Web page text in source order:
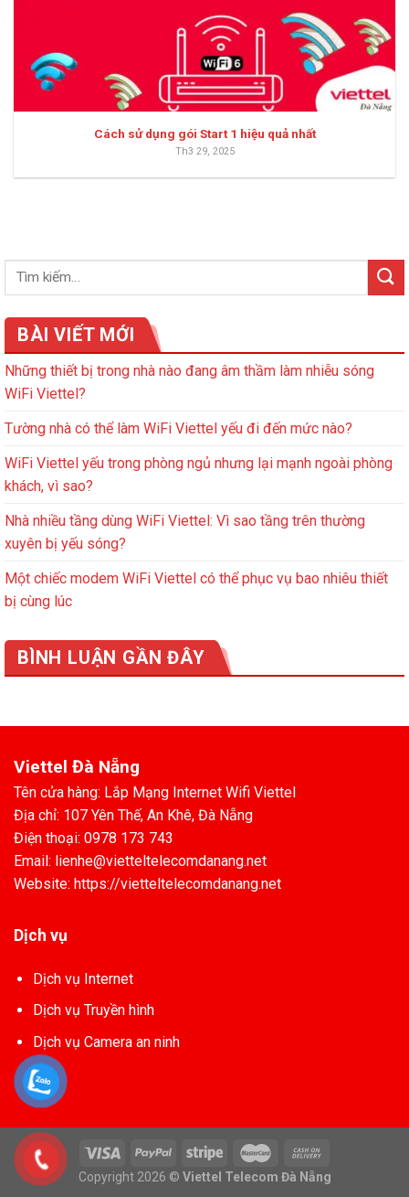
Cách sử dụng gói Start 1 hiệu quả nhất
Th3 29, 2025
BÀI VIẾT MỚI
Những thiết bị trong nhà nào đang âm thầm làm nhiễu sóng
WiFi Viettel?
Tường nhà có thể làm WiFi Viettel yếu đi đến mức nào?
WiFi Viettel yếu trong phòng ngủ nhưng lại mạnh ngoài phòng
khách, vì sao?
Nhà nhiều tầng dùng WiFi Viettel: Vì sao tầng trên thường
xuyên bị yếu sóng?
Một chiếc modem WiFi Viettel có thể phục vụ bao nhiêu thiết
bị cùng lúc
BÌNH LUẬN GẦN ĐÂY
Viettel Đà Nẵng
Tên cửa hàng: Lắp Mạng Internet Wifi Viettel
Địa chỉ: 107 Yên Thế, An Khê, Đà Nẵng
Điện thoại: 0978 173 743
Email: lienhe@vietteltelecomdanang.net
Website: https://vietteltelecomdanang.net
Dịch vụ
Dịch vụ Internet
Dịch vụ Truyền hình
Dịch vụ Camera an ninh
Copyright 2026 © Viettel Telecom Đà Nẵng